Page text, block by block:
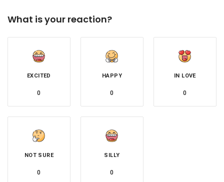
What is your reaction?
EXCITED
0
HAPPY
0
IN LOVE
0
NOT SURE
0
SILLY
0